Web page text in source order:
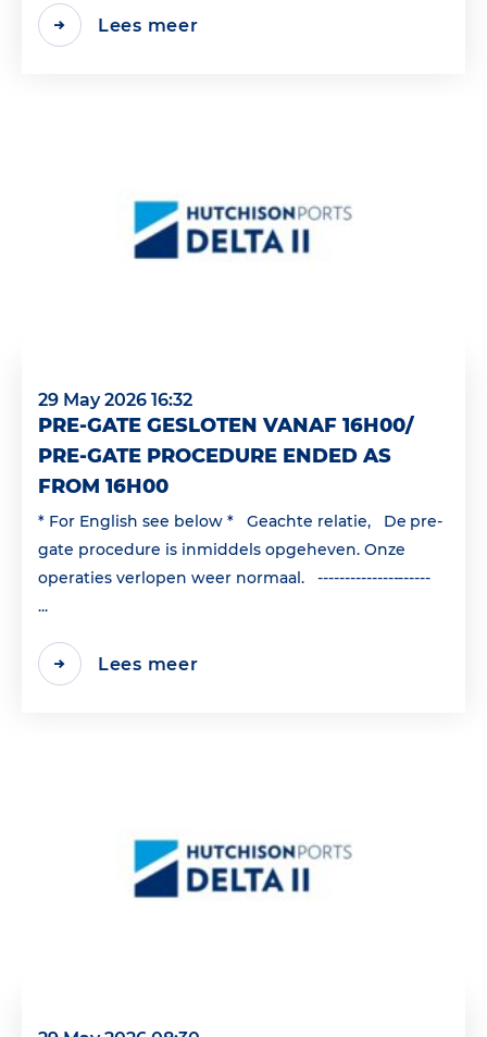
Lees meer
29 May 2026 16:32
PRE-GATE GESLOTEN VANAF 16H00/
PRE-GATE PROCEDURE ENDED AS
FROM 16H00
* For English see below * Geachte relatie, De pre-
gate procedure is inmiddels opgeheven. Onze
operaties verlopen weer normaal. ---------------------
...
Lees meer